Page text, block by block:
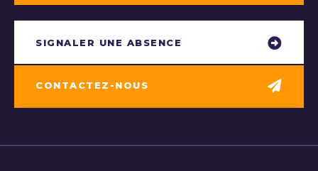
SIGNALER UNE ABSENCE
CONTACTEZ-NOUS